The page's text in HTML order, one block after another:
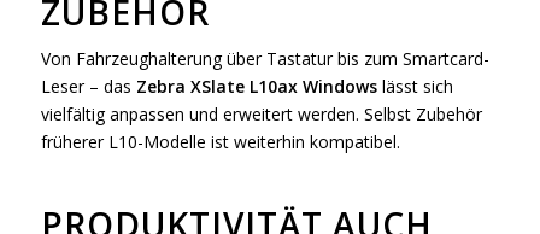
ZUBEHÖR
Von Fahrzeughalterung über Tastatur bis zum Smartcard-
Leser – das Zebra XSlate L10ax Windowslässt sich
vielfältig anpassen und erweitert werden. Selbst Zubehör
früherer L10-Modelle ist weiterhin kompatibel.
PRODUKTIVITÄT AUCH